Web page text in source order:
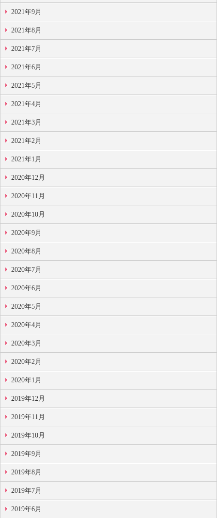
2021年9月
2021年8月
2021年7月
2021年6月
2021年5月
2021年4月
2021年3月
2021年2月
2021年1月
2020年12月
2020年11月
2020年10月
2020年9月
2020年8月
2020年7月
2020年6月
2020年5月
2020年4月
2020年3月
2020年2月
2020年1月
2019年12月
2019年11月
2019年10月
2019年9月
2019年8月
2019年7月
2019年6月